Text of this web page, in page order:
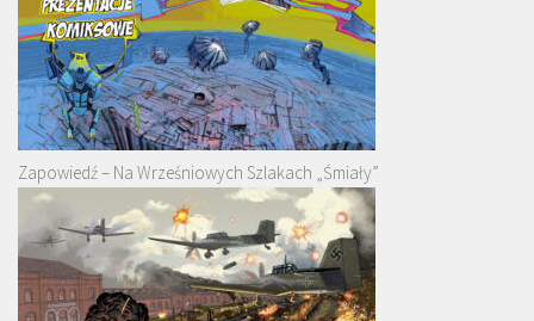
Zapowiedź – Na Wrześniowych Szlakach „Śmiały”